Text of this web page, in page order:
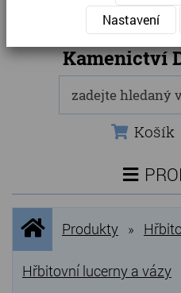
Naše
Kamenictví
Košík
NOVINKY
NEJPRODÁVANĚJŠÍ
VÝPRODEJ
Úvodní
stránka
Produkty »
Hřbitovní lucerny a vázy
Nastavení